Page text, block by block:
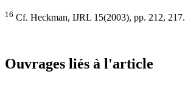
16 Cf. Heckman, IJRL 15(2003), pp. 212, 217.
Ouvrages liés à l'article